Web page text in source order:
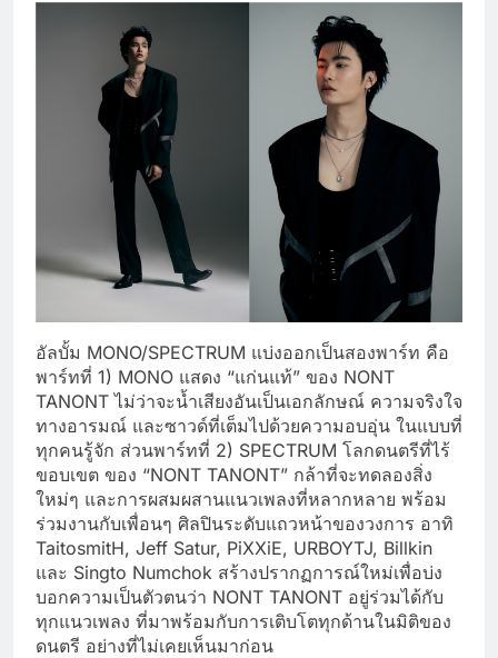
อัลบั้ม MONO/SPECTRUM แบ่งออกเป็นสองพาร์ท คือ
พาร์ทที่ 1) MONO แสดง “แก่นแท้” ของ NONT
TANONT ไม่ว่าจะน้ำเสียงอันเป็นเอกลักษณ์ ความจริงใจ
ทางอารมณ์ และซาวด์ที่เต็มไปด้วยความอบอุ่น ในแบบที่
ทุกคนรู้จัก ส่วนพาร์ทที่ 2) SPECTRUM โลกดนตรีที่ไร้
ขอบเขต ของ “NONT TANONT” กล้าที่จะทดลองสิ่ง
ใหม่ๆ และการผสมผสานแนวเพลงที่หลากหลาย พร้อม
ร่วมงานกับเพื่อนๆ ศิลปินระดับแถวหน้าของวงการ อาทิ
TaitosmitH, Jeff Satur, PiXXiE, URBOYTJ, Billkin
และ Singto Numchok สร้างปรากฏการณ์ใหม่เพื่อบ่ง
บอกความเป็นตัวตนว่า NONT TANONT อยู่ร่วมได้กับ
ทุกแนวเพลง ที่มาพร้อมกับการเติบโตทุกด้านในมิติของ
ดนตรี อย่างที่ไม่เคยเห็นมาก่อน